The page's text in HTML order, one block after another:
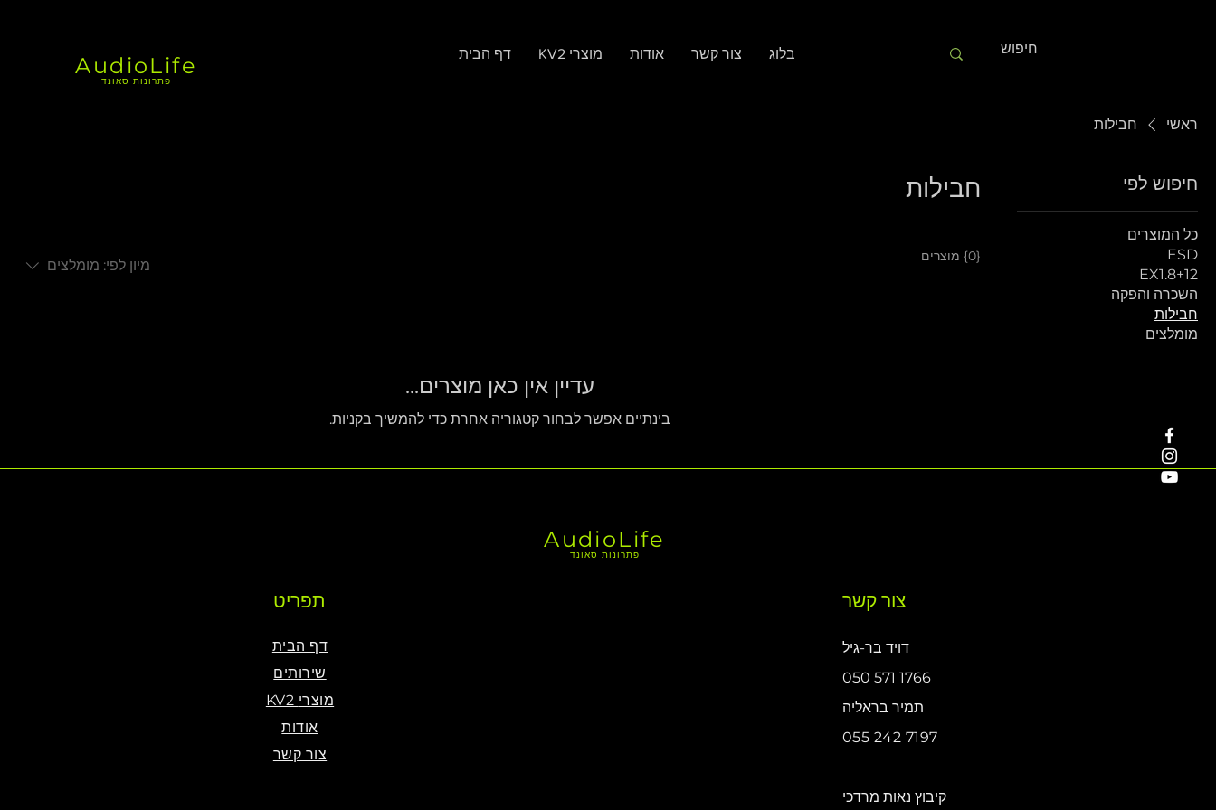
AudioLife
פתרונות סאונד
דף הבית KV2 מוצרי אודות צור קשר בלוג
ראשי חבילות
חיפוש לפי
כל המוצרים
ESD
EX1.8+12
השכרה והפקה
חבילות
מומלצים
חבילות
{0} מוצרים
מיון לפי: מומלצים
עדיין אין כאן מוצרים...
בינתיים אפשר לבחור קטגוריה אחרת כדי להמשיך בקניות.
AudioLife
פתרונות סאונד
תפריט
דף הבית
שירותים
KV2 מוצרי
אודות
צור קשר
צור קשר
דויד בר-גיל
050 571 1766
תמיר בראליה
055 242 7197
קיבוץ נאות מרדכי